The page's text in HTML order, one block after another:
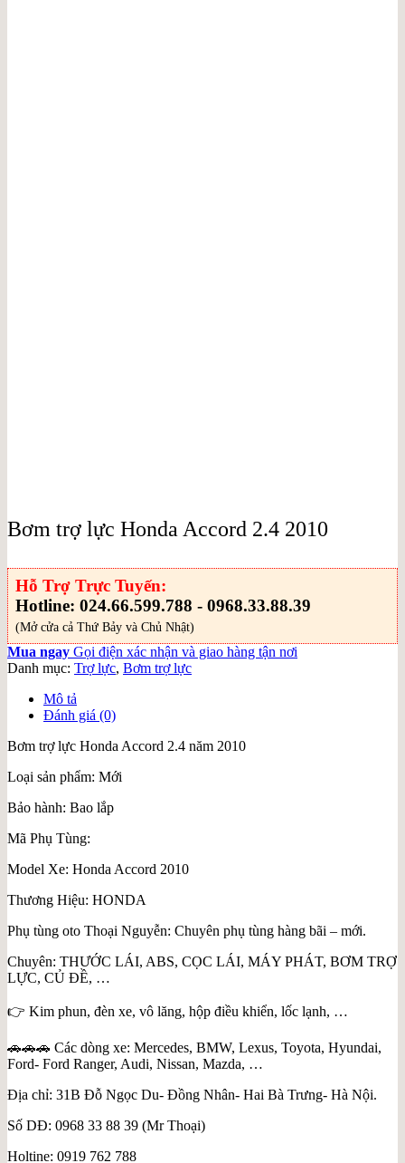
Bơm trợ lực Honda Accord 2.4 2010
Hỗ Trợ Trực Tuyến:
Hotline: 024.66.599.788 - 0968.33.88.39
(Mở cửa cả Thứ Bảy và Chủ Nhật)
Mua ngay Gọi điện xác nhận và giao hàng tận nơi
Danh mục: Trợ lực, Bơm trợ lực
Mô tả
Đánh giá (0)
Bơm trợ lực Honda Accord 2.4 năm 2010
Loại sản phẩm: Mới
Bảo hành: Bao lắp
Mã Phụ Tùng:
Model Xe: Honda Accord 2010
Thương Hiệu: HONDA
Phụ tùng oto Thoại Nguyễn: Chuyên phụ tùng hàng bãi – mới.
Chuyên: THƯỚC LÁI, ABS, CỌC LÁI, MÁY PHÁT, BƠM TRỢ
LỰC, CỦ ĐỀ, …
👉 Kim phun, đèn xe, vô lăng, hộp điều khiển, lốc lạnh, …
🚗🚗🚗 Các dòng xe: Mercedes, BMW, Lexus, Toyota, Hyundai,
Ford- Ford Ranger, Audi, Nissan, Mazda, …
Địa chỉ: 31B Đỗ Ngọc Du- Đồng Nhân- Hai Bà Trưng- Hà Nội.
Số DĐ: 0968 33 88 39 (Mr Thoại)
Holtine: 0919 762 788